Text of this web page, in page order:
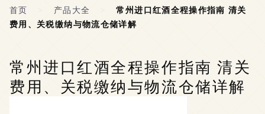
首页 > 产品大全 >
常州进口红酒全程操作指南 清关
费用、关税缴纳与物流仓储详解
常州进口红酒全程操作指南 清关
费用、关税缴纳与物流仓储详解